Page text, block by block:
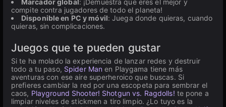
Marcador global: ¡Demuestra que eres el mejor y
compite contra jugadores de todo el planeta!
Disponible en PC y móvil: Juega donde quieras, cuando
quieras, sin complicaciones.
Juegos que te pueden gustar
Si te ha molado la experiencia de lanzar redes y destruir
todo a tu paso, Spider Man en Playgama tiene más
aventuras con ese aire superheroico que buscas. Si
prefieres cambiar la red por una escopeta para sembrar el
caos, Playground Shooter! Shotgun vs. Ragdolls! te pone a
limpiar niveles de stickmen a tiro limpio. ¿Lo tuyo es la